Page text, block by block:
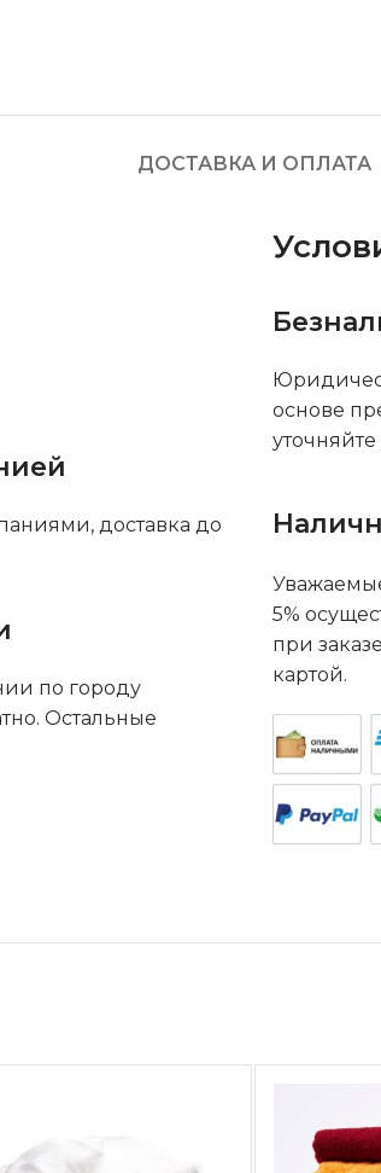
ДОСТАВКА И ОПЛАТА
доставка до
по городу
Остальные
основе
5%
при
картой.